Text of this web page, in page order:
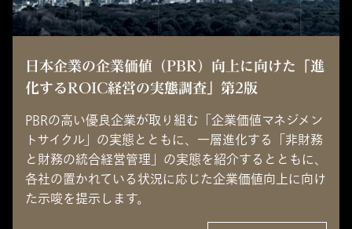
日本企業の企業価値（PBR）向上に向けた「進
化するROIC経営の実態調査」第2版
PBRの高い優良企業が取り組む「企業価値マネジメン
トサイクル」の実態とともに、一層進化する「非財務
と財務の統合経営管理」の実態を紹介するとともに、
各社の置かれている状況に応じた企業価値向上に向け
た示唆を提示します。